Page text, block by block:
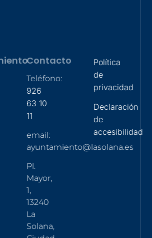
Contacto
Teléfono:
926
63 10
11
email:
ayuntamiento@lasolana.es
Pl.
Mayor,
1,
13240
La
Solana,
Política
de
privacidad
Declaración
de
accesibilidad